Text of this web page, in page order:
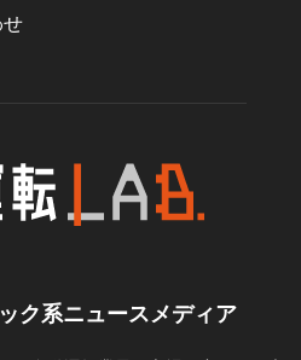
せ
ク系ニュースメディア